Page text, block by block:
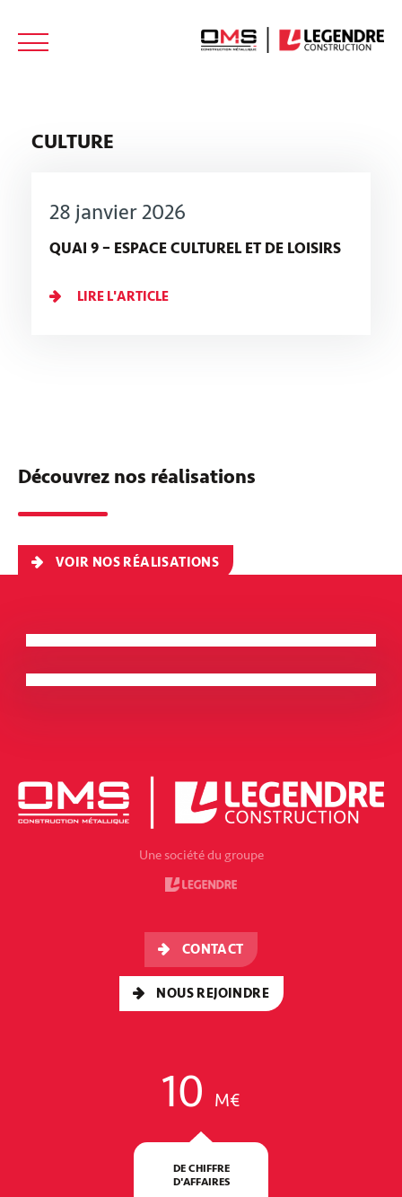
REJOINDRE
ACTUALITÉS CONTACT
CULTURE
28 janvier 2026
QUAI 9 – ESPACE CULTUREL ET DE LOISIRS
LIRE L'ARTICLE
Découvrez nos réalisations
VOIR NOS RÉALISATIONS
BRETAGNE - RENNES
Une société du groupe
CONTACT
NOUS REJOINDRE
10 M€
DE CHIFFRE
D'AFFAIRES